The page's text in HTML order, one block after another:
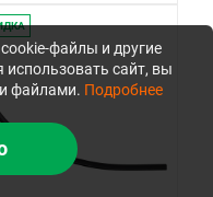
206837
файлы и другие
сайт, вы
файлами. Подробнее